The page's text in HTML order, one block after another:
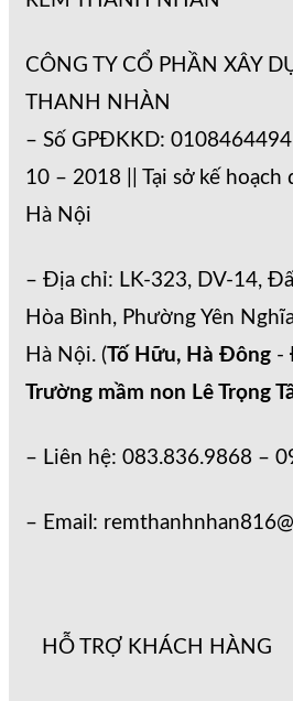
CÔNG TY CỔ PHẦN XÂY
THANH NHÀN
– Số GPĐKKD:
10 – 2018 || Tại sở kế
Hà Nội
– Địa chỉ: LK-323, DV-14,
Hòa Bình, Phường Yên
Hà Nội. ( Tố Hữu, Hà Đông -
Trường mầm non Lê Trọng
– Liên hệ: 083.836.9868 –
– Email:
HỖ TRỢ KHÁCH HÀNG